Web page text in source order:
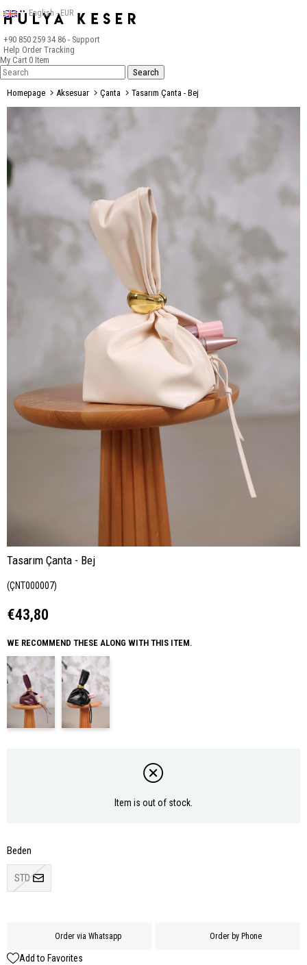
+90 850 259 34 86 - Support
Help Order Tracking
English - EUR
My Cart 0 Item
Homepage Aksesuar Çanta Tasarım Çanta - Bej
Tasarım Çanta - Bej
(ÇNT000007)
€43,80
WE RECOMMEND THESE ALONG WITH THIS ITEM.
Item is out of stock.
Beden
STD
Order via Whatsapp Order by Phone
Add to Favorites